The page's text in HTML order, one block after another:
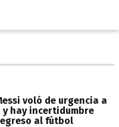
voló de urgencia a
y hay incertidumbre
al fútbol